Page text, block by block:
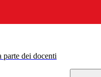
dei docenti